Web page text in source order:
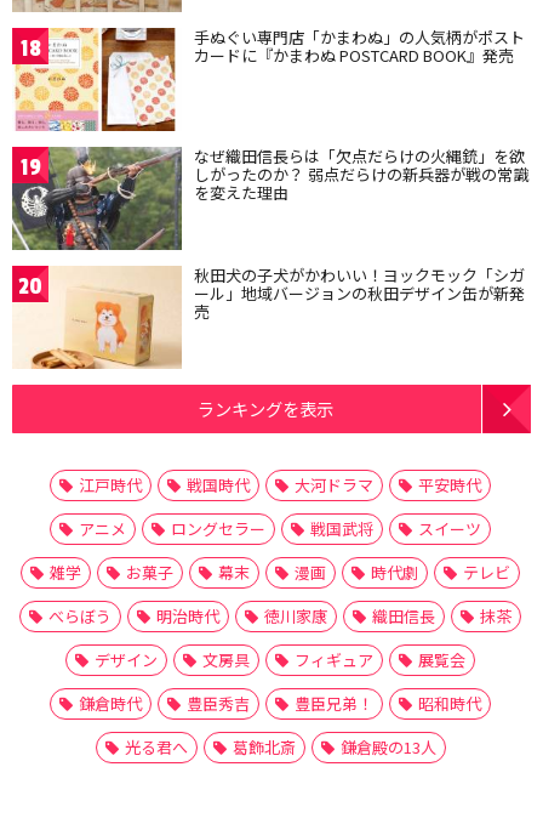
18 手ぬぐい専門店「かまわぬ」の人気柄がポスト
カードに『かまわぬ POSTCARD BOOK』発売
19 なぜ織田信長らは「欠点だらけの火縄銃」を欲
しがったのか？ 弱点だらけの新兵器が戦の常識
を変えた理由
20 秋田犬の子犬がかわいい！ヨックモック「シガ
ール」地域バージョンの秋田デザイン缶が新発
売
ランキングを表示
江戸時代 戦国時代 大河ドラマ
平安時代
アニメ
ロングセラー 戦国武将
スイーツ
雑学
お菓子 幕末 漫画 時代劇
テレビ
べらぼう
明治時代 徳川家康 織田信長
抹茶
デザイン
文房具 フィギュア
展覧会
鎌倉時代
豊臣秀吉 豊臣兄弟！
昭和時代
光る君へ
葛飾北斎 鎌倉殿の13人